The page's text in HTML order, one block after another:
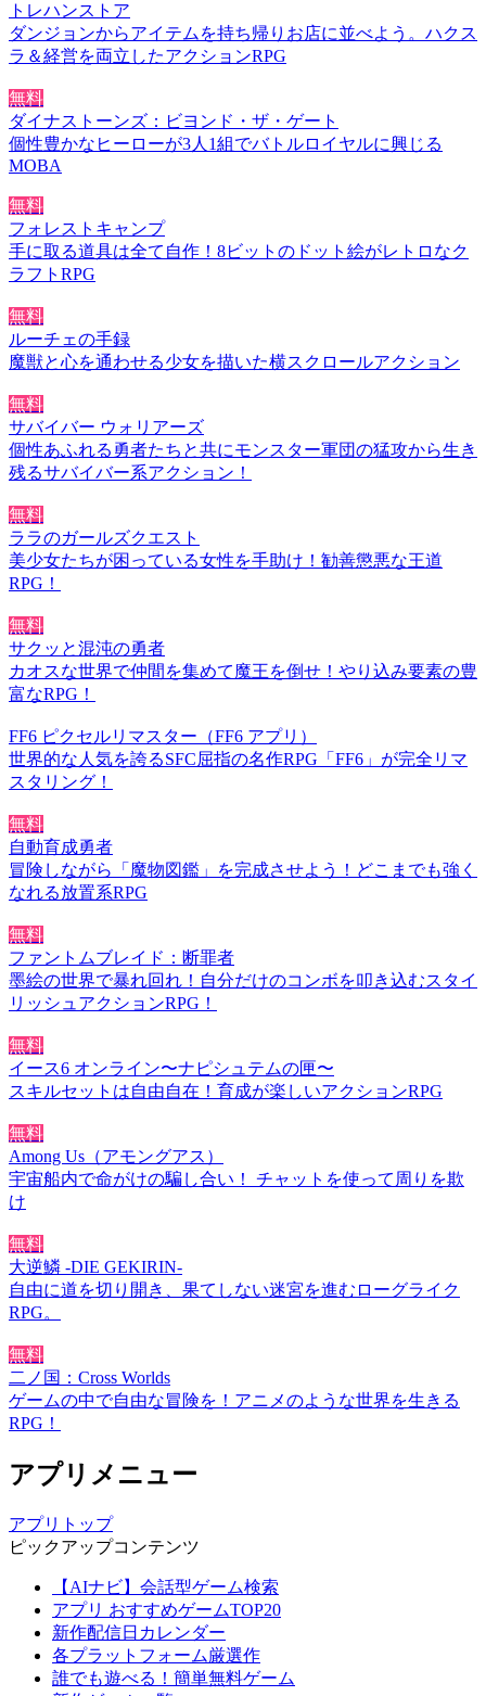
トレハンストア
ダンジョンからアイテムを持ち帰りお店に並べよう。ハクス
ラ＆経営を両立したアクションRPG
無料
ダイナストーンズ：ビヨンド・ザ・ゲート
個性豊かなヒーローが3人1組でバトルロイヤルに興じる
MOBA
無料
フォレストキャンプ
手に取る道具は全て自作！8ビットのドット絵がレトロなク
ラフトRPG
無料
ルーチェの手録
魔獣と心を通わせる少女を描いた横スクロールアクション
無料
サバイバー ウォリアーズ
個性あふれる勇者たちと共にモンスター軍団の猛攻から生き
残るサバイバー系アクション！
無料
ララのガールズクエスト
美少女たちが困っている女性を手助け！勧善懲悪な王道
RPG！
無料
サクッと混沌の勇者
カオスな世界で仲間を集めて魔王を倒せ！やり込み要素の豊
富なRPG！
FF6 ピクセルリマスター（FF6 アプリ）
世界的な人気を誇るSFC屈指の名作RPG「FF6」が完全リマ
スタリング！
無料
自動育成勇者
冒険しながら「魔物図鑑」を完成させよう！どこまでも強く
なれる放置系RPG
無料
ファントムブレイド：断罪者
墨絵の世界で暴れ回れ！自分だけのコンボを叩き込むスタイ
リッシュアクションRPG！
無料
イース6 オンライン〜ナピシュテムの匣〜
スキルセットは自由自在！育成が楽しいアクションRPG
無料
Among Us（アモングアス）
宇宙船内で命がけの騙し合い！ チャットを使って周りを欺
け
無料
大逆鱗 -DIE GEKIRIN-
自由に道を切り開き、果てしない迷宮を進むローグライク
RPG。
無料
二ノ国：Cross Worlds
ゲームの中で自由な冒険を！アニメのような世界を生きる
RPG！
アプリメニュー
アプリトップ
ピックアップコンテンツ
【AIナビ】会話型ゲーム検索
アプリ おすすめゲームTOP20
新作配信日カレンダー
各プラットフォーム厳選作
誰でも遊べる！簡単無料ゲーム